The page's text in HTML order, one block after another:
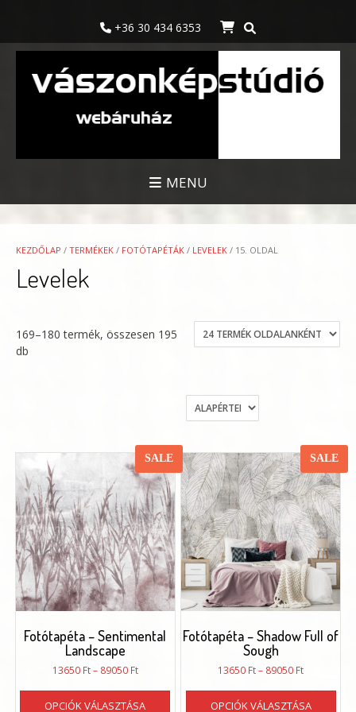
content
+36 30 434 6353
MENU
KEZDŐLAP / TERMÉKEK / FOTÓTAPÉTÁK / LEVELEK / 15. OLDAL
Levelek
169–180 termék, összesen 195
db
SALE
Fotótapéta – Sentimental
Landscape
13650 Ft– 89050 FtÁrtartomány:
OPCIÓK VÁLASZTÁSA
Ennek
SALE
Fotótapéta – Shadow Full of
Sough
13650 Ft– 89050 Ft
OPCIÓK VÁLASZTÁSA